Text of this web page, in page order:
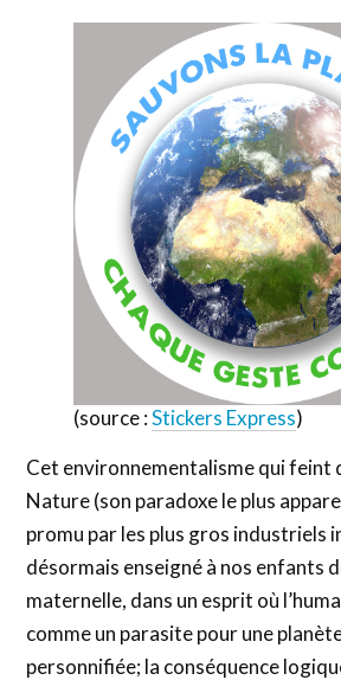
(source :Stickers Express)
Cet environnementalisme qui feint
Nature (son paradoxe le plus
promu par les plus gros industriels
désormais enseigné à nos enfants
maternelle, dans un esprit où
comme un parasite pour une
personnifiée; la conséquence